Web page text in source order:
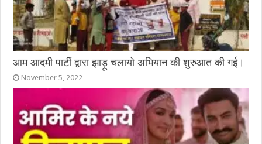
आम आदमी पार्टी द्वारा झाड़ू चलायो अभियान की शुरुआत की गई।
November 5, 2022